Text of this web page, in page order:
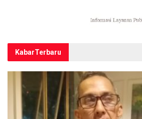
KabarTerbaru